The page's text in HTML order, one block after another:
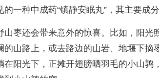
的一种中成药“镇静安眠丸”，其主要成
山枣还会带来意外的惊喜。比如，阳光
的山路上，或去路边的山岩、地堰下摘
在阳光下，正摊开翅膀晒羽毛的小山鹑